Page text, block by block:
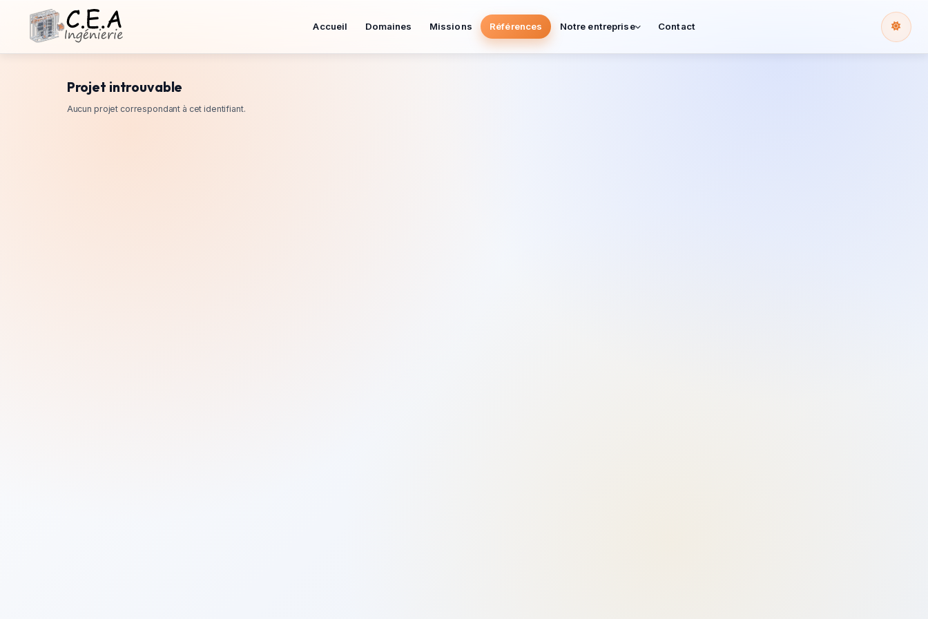
Accueil Domaines Missions Références Notre entreprise Contact
Projet introuvable
Aucun projet correspondant à cet identifiant.